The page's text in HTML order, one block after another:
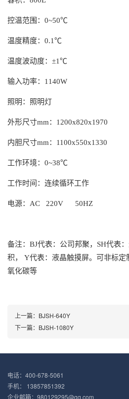
控温范围： 0~50℃
温度精度： 0.1℃
温度波动度： ±1℃
输入功率： 1140W
照明：照明灯
外形尺寸mm： 1200x820x1970
内胆尺寸mm： 1100x550x1330
工作环境： 0~38℃
工作时间：连续循环工作
电源： AC 220V 50HZ
备注： BJ代表：公司邦聚， SH代表
积， Y代表：液晶触摸屏。 可非标定
氧化碳等
上一篇： BJSH-640Y
下一篇： BJSH-1080Y
电话：400-678-5061
手机： 13857851392
企业邮箱：980129295@qq.com